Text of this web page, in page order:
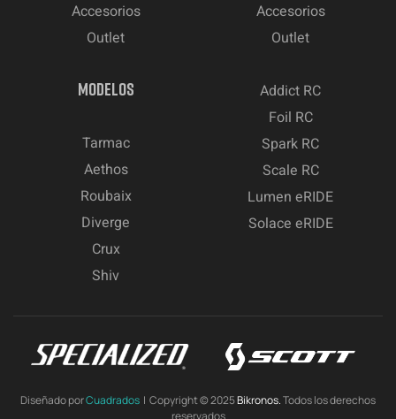
Accesorios
Outlet
Accesorios
Outlet
MODELOS
Tarmac
Aethos
Roubaix
Diverge
Crux
Shiv
Addict RC
Foil RC
Spark RC
Scale RC
Lumen eRIDE
Solace eRIDE
Diseñado porCuadrados | Copyright © 2025Bikronos.Todos los derechos
reservados